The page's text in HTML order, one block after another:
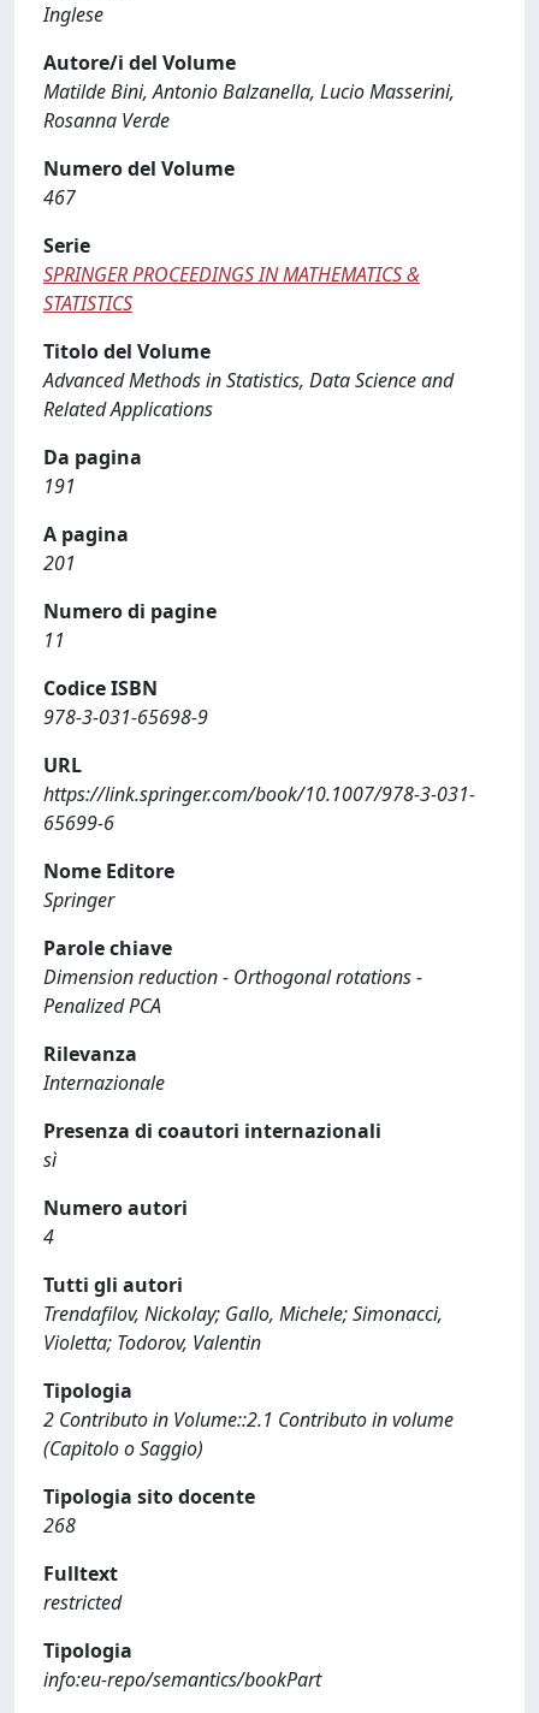
Inglese
Autore/i del Volume
Matilde Bini, Antonio Balzanella, Lucio Masserini,
Rosanna Verde
Numero del Volume
467
Serie
SPRINGER PROCEEDINGS IN MATHEMATICS &
STATISTICS
Titolo del Volume
Advanced Methods in Statistics, Data Science and
Related Applications
Da pagina
191
A pagina
201
Numero di pagine
11
Codice ISBN
978-3-031-65698-9
URL
https://link.springer.com/book/10.1007/978-3-031-
65699-6
Nome Editore
Springer
Parole chiave
Dimension reduction - Orthogonal rotations -
Penalized PCA
Rilevanza
Internazionale
Presenza di coautori internazionali
sì
Numero autori
4
Tutti gli autori
Trendafilov, Nickolay; Gallo, Michele; Simonacci,
Violetta; Todorov, Valentin
Tipologia
2 Contributo in Volume::2.1 Contributo in volume
(Capitolo o Saggio)
Tipologia sito docente
268
Fulltext
restricted
Tipologia
info:eu-repo/semantics/bookPart